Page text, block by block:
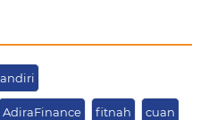
AdiraFinance fitnah cuan